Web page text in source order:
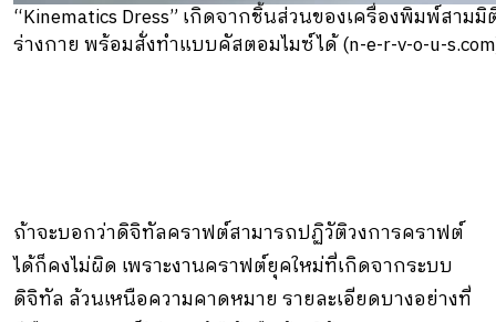
“Kinematics Dress” เกิดจากชิ้นส่วนของเครื่องพิมพ์สา
ร่างกาย พร้อมสั่งทําแบบคัสตอมไมซ์ได้ (n-e-r-v-o-u-
ถ้าจะบอกว่าดิจิทัลคราฟต์สามารถปฏิวัติวงการคราฟต์
ได้ก็คงไม่ผิด เพราะงานคราฟต์ยุคใหม่ที่เกิดจากระบบ
ดิจิทัล ล้วนเหนือความคาดหมาย รายละเอียดบางอย่างที่